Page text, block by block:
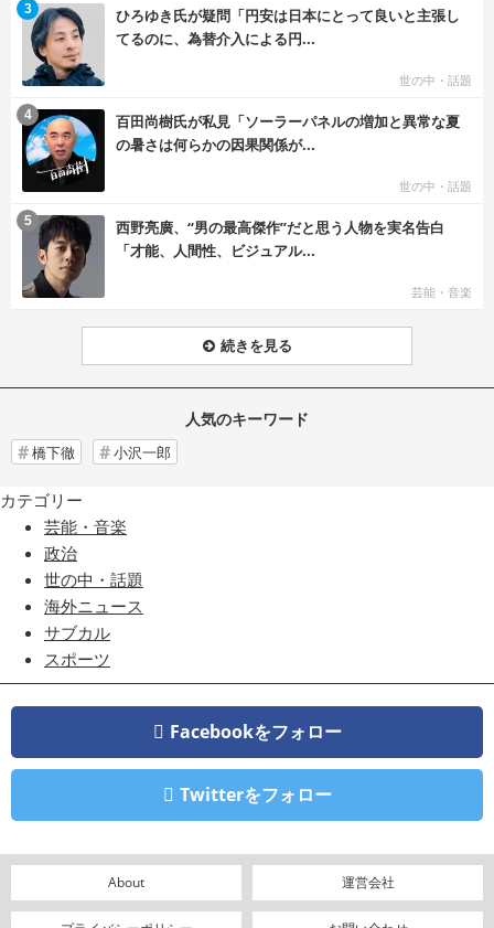
ひろゆき氏が疑問「円安は日本にとって良いと主張し
てるのに、為替介入による円...
世の中・話題
3
百田尚樹氏が私見「ソーラーパネルの増加と異常な夏
の暑さは何らかの因果関係が...
世の中・話題
4
西野亮廣、“男の最高傑作”だと思う人物を実名告白
「才能、人間性、ビジュアル...
芸能・音楽
5
続きを見る
人気のキーワード
橋下徹 小沢一郎
カテゴリー
芸能・音楽
政治
世の中・話題
海外ニュース
サブカル
スポーツ
Facebookをフォロー
Twitterをフォロー
About 運営会社